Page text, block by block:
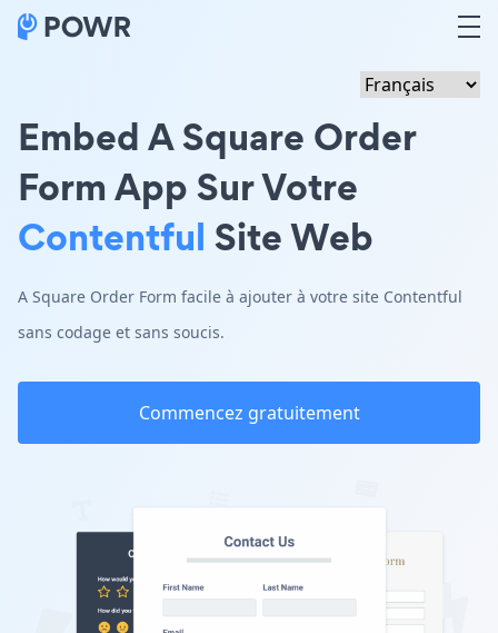
Embed A Square Order
Form App Sur Votre
Contentful Site Web
A Square Order Form facile à ajouter à votre site Contentful
sans codage et sans soucis.
Commencez gratuitement